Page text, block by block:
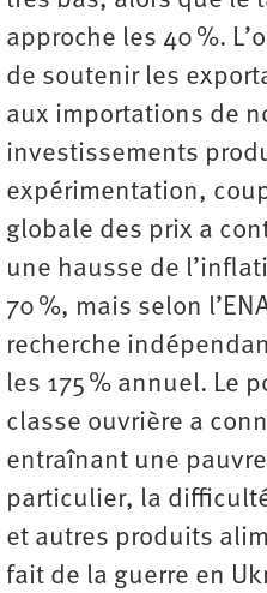
approche les 40 %.
de soutenir les
aux importations de
investissements
expérimentation,
globale des prix a
une hausse de
70 %, mais selon
recherche
les 175 % annuel. Le
classe ouvrière a
entraînant une
particulier, la
et autres produits
fait de la guerre en